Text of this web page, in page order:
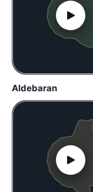
Aldebaran